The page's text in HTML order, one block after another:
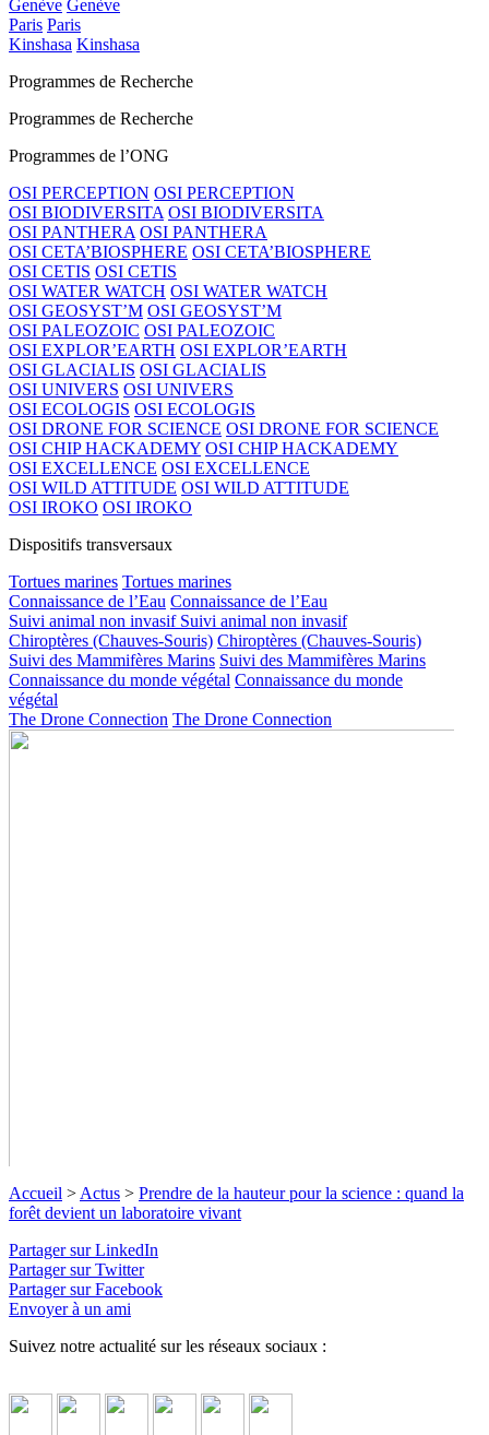
Genève Genève
Paris Paris
Kinshasa Kinshasa
Programmes de Recherche
Programmes de Recherche
Programmes de l’ONG
OSI PERCEPTION OSI PERCEPTION
OSI BIODIVERSITA OSI BIODIVERSITA
OSI PANTHERA OSI PANTHERA
OSI CETA’BIOSPHERE OSI CETA’BIOSPHERE
OSI CETIS OSI CETIS
OSI WATER WATCH OSI WATER WATCH
OSI GEOSYST’M OSI GEOSYST’M
OSI PALEOZOIC OSI PALEOZOIC
OSI EXPLOR’EARTH OSI EXPLOR’EARTH
OSI GLACIALIS OSI GLACIALIS
OSI UNIVERS OSI UNIVERS
OSI ECOLOGIS OSI ECOLOGIS
OSI DRONE FOR SCIENCE OSI DRONE FOR SCIENCE
OSI CHIP HACKADEMY OSI CHIP HACKADEMY
OSI EXCELLENCE OSI EXCELLENCE
OSI WILD ATTITUDE OSI WILD ATTITUDE
OSI IROKO OSI IROKO
Dispositifs transversaux
Tortues marines Tortues marines
Connaissance de l’Eau Connaissance de l’Eau
Suivi animal non invasif Suivi animal non invasif
Chiroptères (Chauves-Souris) Chiroptères (Chauves-Souris)
Suivi des Mammifères Marins Suivi des Mammifères Marins
Connaissance du monde végétal Connaissance du monde
végétal
The Drone Connection The Drone Connection
Prendre de la hauteur pour la science :
vivant
Accueil > Actus > Prendre de la hauteur pour la science : quand la
forêt devient un laboratoire vivant
Partager sur LinkedIn
Partager sur Twitter
Partager sur Facebook
Envoyer à un ami
Suivez notre actualité sur les réseaux sociaux :